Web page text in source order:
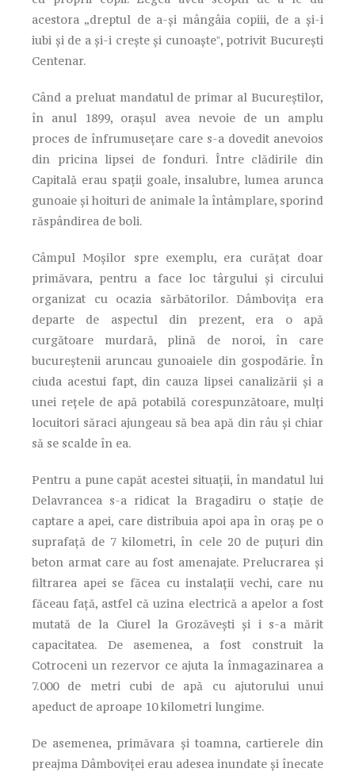
acestora „dreptul de a-şi mângâia copiii, de a şi-i
iubi şi de a şi-i creşte şi cunoașteˮ, potrivit București
Centenar.
Când a preluat mandatul de primar al Bucureștilor,
în anul 1899, orașul avea nevoie de un amplu
proces de înfrumusețare care s-a dovedit anevoios
din pricina lipsei de fonduri. Între clădirile din
Capitală erau spații goale, insalubre, lumea arunca
gunoaie și hoituri de animale la întâmplare, sporind
răspândirea de boli.
Câmpul Moșilor spre exemplu, era curățat doar
primăvara, pentru a face loc târgului și circului
organizat cu ocazia sărbătorilor. Dâmbovița era
departe de aspectul din prezent, era o apă
curgătoare murdară, plină de noroi, în care
bucureștenii aruncau gunoaiele din gospodărie. În
ciuda acestui fapt, din cauza lipsei canalizării și a
unei rețele de apă potabilă corespunzătoare, mulți
locuitori săraci ajungeau să bea apă din râu și chiar
să se scalde în ea.
Pentru a pune capăt acestei situații, în mandatul lui
Delavrancea s-a ridicat la Bragadiru o stație de
captare a apei, care distribuia apoi apa în oraș pe o
suprafață de 7 kilometri, în cele 20 de puțuri din
beton armat care au fost amenajate. Prelucrarea și
filtrarea apei se făcea cu instalații vechi, care nu
făceau față, astfel că uzina electrică a apelor a fost
mutată de la Ciurel la Grozăvești și i s-a mărit
capacitatea. De asemenea, a fost construit la
Cotroceni un rezervor ce ajuta la înmagazinarea a
7.000 de metri cubi de apă cu ajutorului unui
apeduct de aproape 10 kilometri lungime.
De asemenea, primăvara și toamna, cartierele din
preajma Dâmboviței erau adesea inundate și înecate